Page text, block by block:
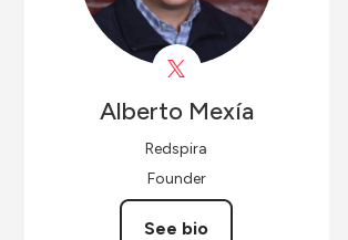
Alberto Mexía
Redspira
Founder
See bio